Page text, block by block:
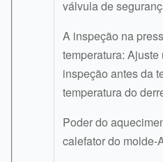
válvula de
A inspeção na
temperatura:
inspeção antes da
temperatura do
Poder do
calefator do molde-